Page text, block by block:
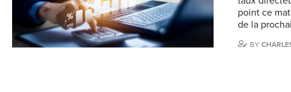
point ce
de la
BY